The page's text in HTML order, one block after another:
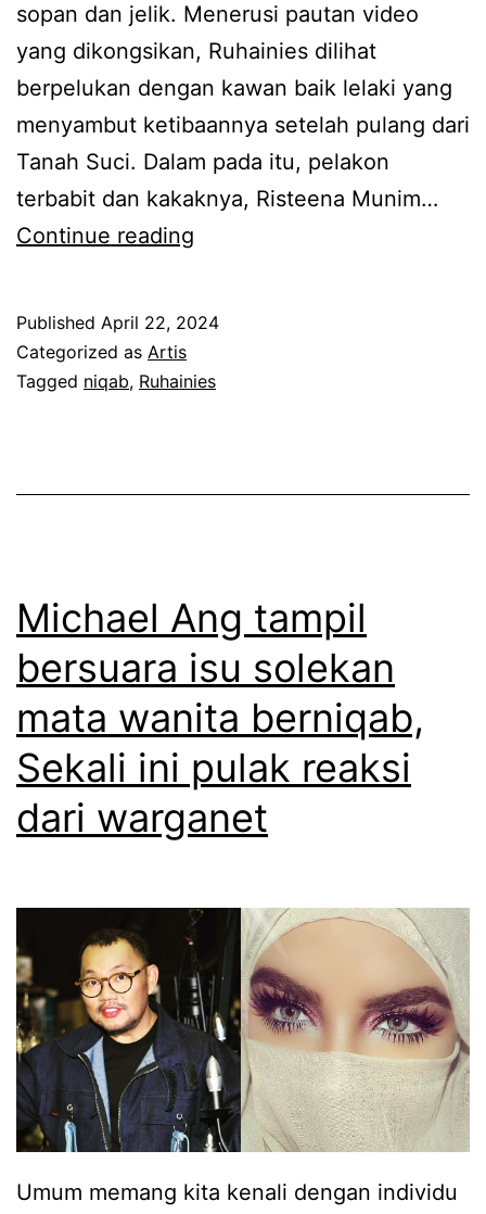
sopan dan jelik. Menerusi pautan video
yang dikongsikan, Ruhainies dilihat
berpelukan dengan kawan baik lelaki yang
menyambut ketibaannya setelah pulang dari
Tanah Suci. Dalam pada itu, pelakon
terbabit dan kakaknya, Risteena Munim…
Continue reading
a
a
p
e
r
e
n
a
n
a
g
a
m
a
Published April 22, 2024
Categorized as Artis
Tagged niqab, Ruhainies
Michael Ang tampil
bersuara isu solekan
mata wanita berniqab,
Sekali ini pulak reaksi
dari warganet
Umum memang kita kenali dengan individu